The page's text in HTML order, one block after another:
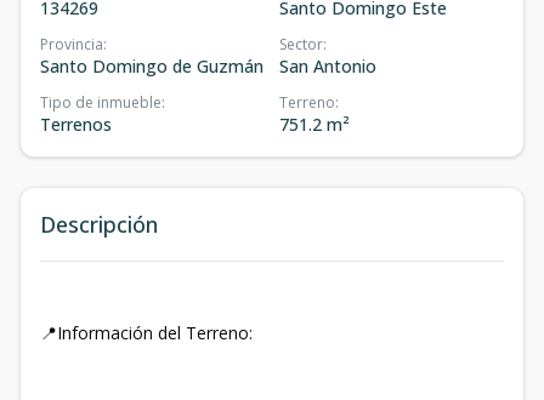
134269 Santo Domingo Este
Provincia:
Santo Domingo de Guzmán
Sector:
San Antonio
Tipo de inmueble:
Terrenos
Terreno:
751.2 m²
Descripción
📍Información del Terreno: